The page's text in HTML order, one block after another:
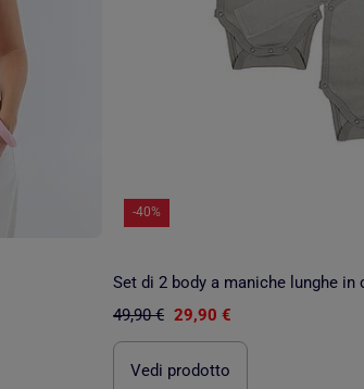
-40%
49,90 € 29,90 €
Vedi prodotto